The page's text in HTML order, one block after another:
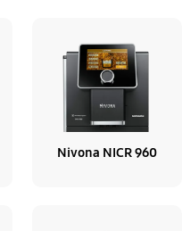
Nivona NICR 960